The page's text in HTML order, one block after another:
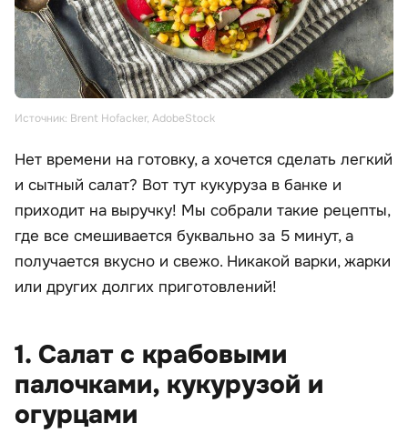
Источник: Brent Hofacker, AdobeStock
Нет времени на готовку, а хочется сделать легкий
и сытный салат? Вот тут кукуруза в банке и
приходит на выручку! Мы собрали такие рецепты,
где все смешивается буквально за 5 минут, а
получается вкусно и свежо. Никакой варки, жарки
или других долгих приготовлений!
1. Салат с крабовыми
палочками, кукурузой и
огурцами